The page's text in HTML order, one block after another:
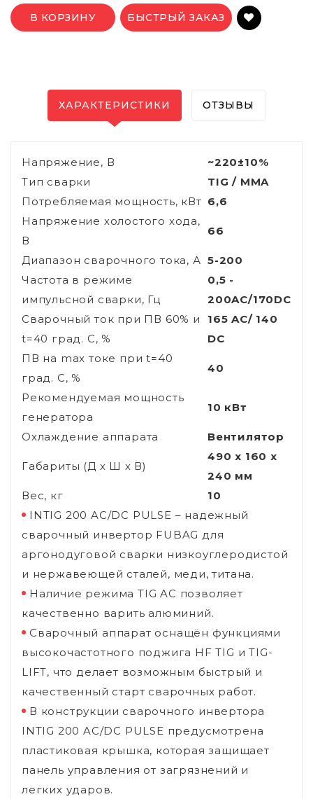
В КОРЗИНУ БЫСТРЫЙ ЗАКАЗ
ХАРАКТЕРИСТИКИ ОТЗЫВЫ
Напряжение, В
~220±10%
Тип сварки
TIG / MMA
Потребляемая мощность, кВт 6,6
Напряжение холостого хода,
В
66
Диапазон сварочного тока, А 5-200
Частота в режиме
импульсной сварки, Гц
0,5 -
200AC/170DC
Сварочный ток при ПВ 60% и
t=40 град. С, %
165 AC/ 140
DC
ПВ на max токе при t=40
град. С, %
40
Рекомендуемая мощность
генератора
10 кВт
Охлаждение аппарата Вентилятор
Габариты (Д х Ш х В)
490 х 160 х
240 мм
Вес, кг
10
INTIG 200 AC/DC PULSE – надежный
сварочный инвертор FUBAG для
аргонодуговой сварки низкоуглеродистой
и нержавеющей сталей, меди, титана.
Наличие режима TIG AC позволяет
качественно варить алюминий.
Сварочный аппарат оснащён функциями
высокочастотного поджига HF TIG и TIG-
LIFT, что делает возможным быстрый и
качественный старт сварочных работ.
В конструкции сварочного инвертора
INTIG 200 AC/DC PULSE предусмотрена
пластиковая крышка, которая защищает
панель управления от загрязнений и
легких ударов.